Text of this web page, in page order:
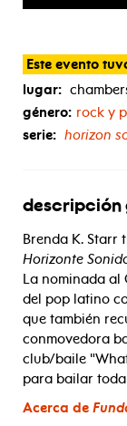
Este evento
lugar:
género: rock y
serie: horizon
descripción
Brenda K. Starr
Horizonte
La nominada al
del pop latino
que también
conmovedora
club/baile "What
para bailar
Acerca de